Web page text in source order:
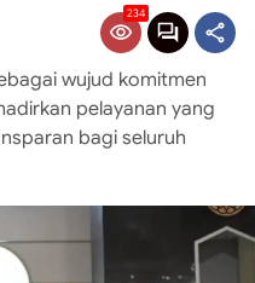
234
wujud komitmen
pelayanan yang
bagi seluruh